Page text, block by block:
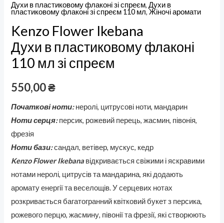
Духи в пластиковому флаконі зі спреєм,Духи в
пластиковому флаконі зі спреєм 110 мл,Жіночі аромати
Kenzo Flower Ikebana
Духи в пластиковому флаконі
110 мл зі спреєм
550,00₴
Початкові ноти:неролі, цитрусові ноти, мандарин
Ноти серця:персик, рожевий перець, жасмин, півонія,
фрезія
Ноти бази:сандал, ветівер, мускус, кедр
Kenzo Flower Ikebana відкривається свіжими і яскравими
нотами неролі, цитрусів та мандарина, які додають
аромату енергії та веселощів. У серцевих нотах
розкривається багатогранний квітковий букет з персика,
рожевого перцю, жасмину, півонії та фрезії, які створюють